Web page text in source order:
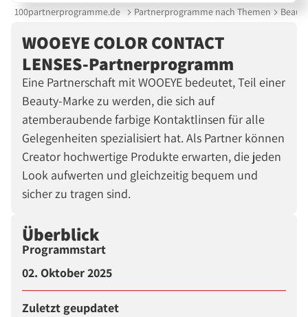
100partnerprogramme.de Partnerprogramme nach Themen
WOOEYE COLOR CONTACT
LENSES-Partnerprogramm
Eine Partnerschaft mit WOOEYE bedeutet, Teil einer
Beauty-Marke zu werden, die sich auf
atemberaubende farbige Kontaktlinsen für alle
Gelegenheiten spezialisiert hat. Als Partner können
Creator hochwertige Produkte erwarten, die jeden
Look aufwerten und gleichzeitig bequem und
sicher zu tragen sind.
Überblick
Programmstart
02. Oktober 2025
Zuletzt geupdatet